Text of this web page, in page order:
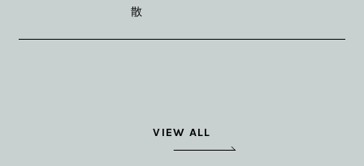
散
VIEW ALL